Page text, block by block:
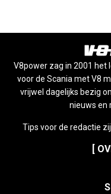
V8power zag in 2001 het
voor de Scania met V8
vrijwel dagelijks bezig
nieuws en
Tips voor de redactie
[